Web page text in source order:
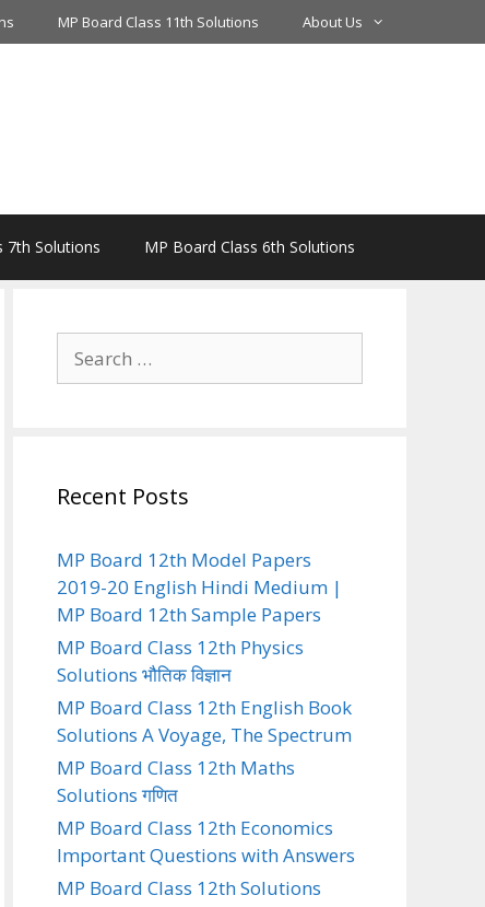
MP Board Class 11th Solutions About Us
7th Solutions MP Board Class 6th Solutions
for:
Recent Posts
MP Board 12th Model Papers
2019-20 English Hindi Medium |
MP Board 12th Sample Papers
MP Board Class 12th Physics
Solutions भौतिक विज्ञान
MP Board Class 12th English Book
Solutions A Voyage, The Spectrum
MP Board Class 12th Maths
Solutions गणित
MP Board Class 12th Economics
Important Questions with Answers
MP Board Class 12th Solutions